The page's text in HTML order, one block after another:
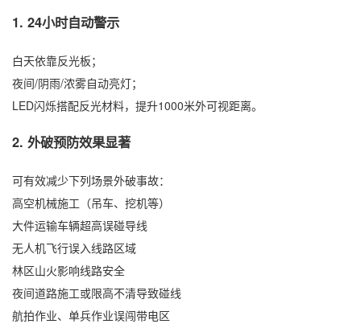
1. 24小时自动警示
白天依靠反光板；
夜间/阴雨/浓雾自动亮灯；
LED闪烁搭配反光材料，提升1000米外可视距离。
2. 外破预防效果显著
可有效减少下列场景外破事故：
高空机械施工（吊车、挖机等）
大件运输车辆超高误碰导线
无人机飞行误入线路区域
林区山火影响线路安全
夜间道路施工或限高不清导致碰线
航拍作业、单兵作业误闯带电区